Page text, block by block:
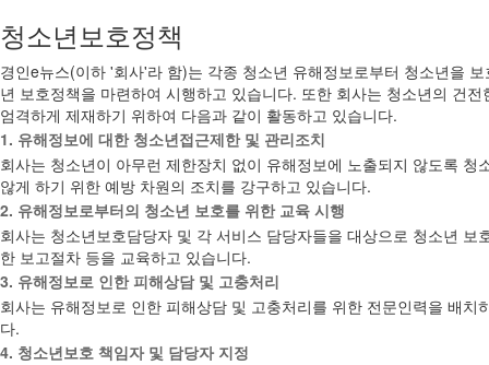
청소년보호정책
경인e뉴스(이하 '회사'라 함)는 각종 청소년 유해정보로부터 청소년을
년 보호정책을 마련하여 시행하고 있습니다. 또한 회사는 청소년의 건
엄격하게 제재하기 위하여 다음과 같이 활동하고 있습니다.
1. 유해정보에 대한 청소년접근제한 및 관리조치
회사는 청소년이 아무런 제한장치 없이 유해정보에 노출되지 않도록
않게 하기 위한 예방 차원의 조치를 강구하고 있습니다.
2. 유해정보로부터의 청소년 보호를 위한 교육 시행
회사는 청소년보호담당자 및 각 서비스 담당자들을 대상으로 청소년
한 보고절차 등을 교육하고 있습니다.
3. 유해정보로 인한 피해상담 및 고충처리
회사는 유해정보로 인한 피해상담 및 고충처리를 위한 전문인력을 배
다.
4. 청소년보호 책임자 및 담당자 지정